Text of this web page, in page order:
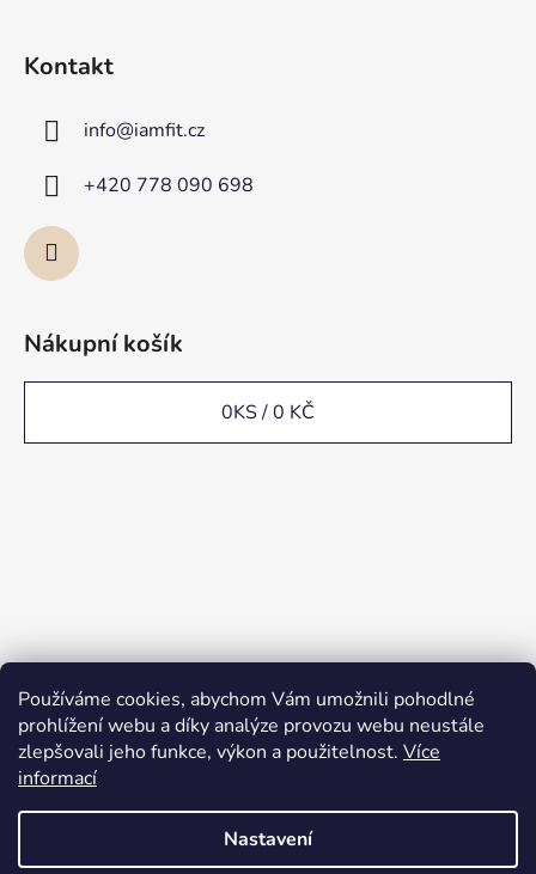
Používáme cookies, abychom Vám umožnili pohodlné
prohlížení webu a díky analýze provozu webu neustále
zlepšovali jeho funkce, výkon a použitelnost. Více
informací
Nastavení
Kontakt
info@iamfit.cz
+420 778 090 698
Nákupní košík
0KS /0 KČ